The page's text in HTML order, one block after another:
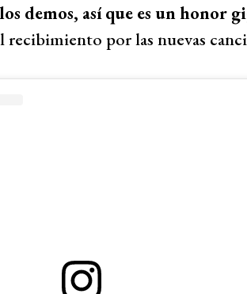
demos, así que es un honor
por las nuevas